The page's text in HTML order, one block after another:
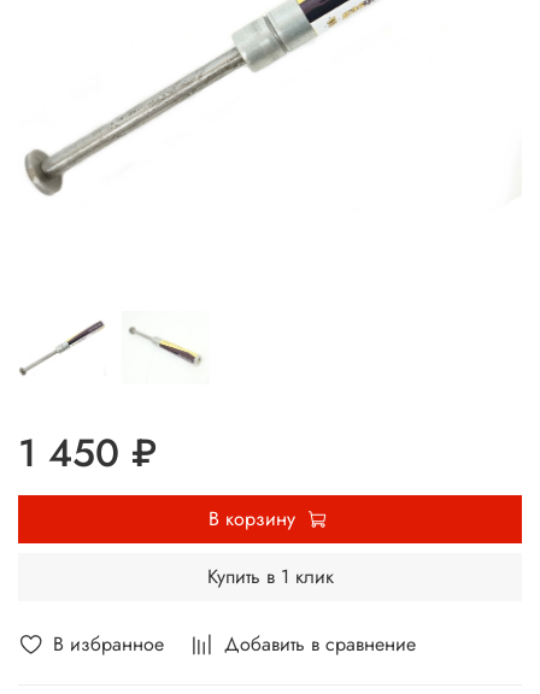
В избранное Добавить в сравнение
1 450 ₽
В корзину
Купить в 1 клик